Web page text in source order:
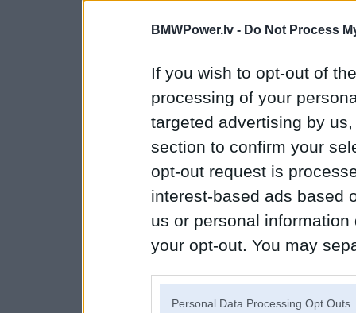
BMWPower.lv - Do Not Process
If you wish to opt-out of
processing of your
targeted advertising by
section to confirm your
opt-out request is
interest-based ads based
us or personal
your opt-out. You may
Personal Data Processing Opt Outs